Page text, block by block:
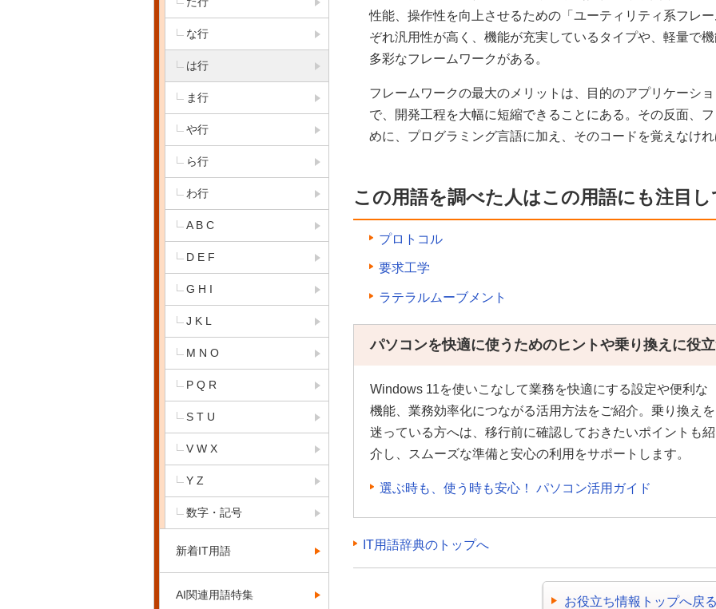
性能、操作性を向上させるための「ユーティリティ系フレ
ぞれ汎用性が高く、機能が充実しているタイプや、軽量で
多彩なフレームワークがある。
フレームワークの最大のメリットは、目的のアプリケーシ
で、開発工程を大幅に短縮できることにある。その反面、
めに、プログラミング言語に加え、そのコードを覚えなけ
この用語を調べた人はこの用語にも注目
プロトコル
要求工学
ラテラルムーブメント
パソコンを快適に使うためのヒントや乗り換えに役
Windows 11を使いこなして業務を快適にする設定や便利な
機能、業務効率化につながる活用方法をご紹介。乗り換えを
迷っている方へは、移行前に確認しておきたいポイントも紹
介し、スムーズな準備と安心の利用をサポートします。
選ぶ時も、使う時も安心！ パソコン活用ガイド
IT用語辞典のトップへ
お役立ち情報トップへ戻
な行
は行
ま行
や行
ら行
わ行
A B C
D E F
G H I
J K L
M N O
P Q R
S T U
V W X
Y Z
数字・記号
新着IT用語
AI関連用語特集